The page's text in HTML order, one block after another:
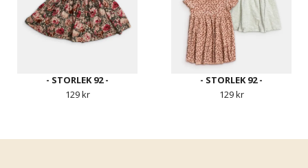
- STORLEK 92 -
129 kr
- STORLEK 92 -
129 kr